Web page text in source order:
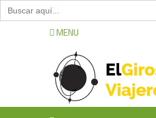
Buscar:
MENU